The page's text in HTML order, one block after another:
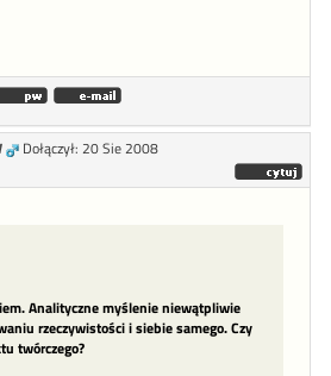
Dołączył: 20 Sie 2008
Analityczne myślenie niewątpliwie
rzeczywistości i siebie samego. Czy
twórczego?